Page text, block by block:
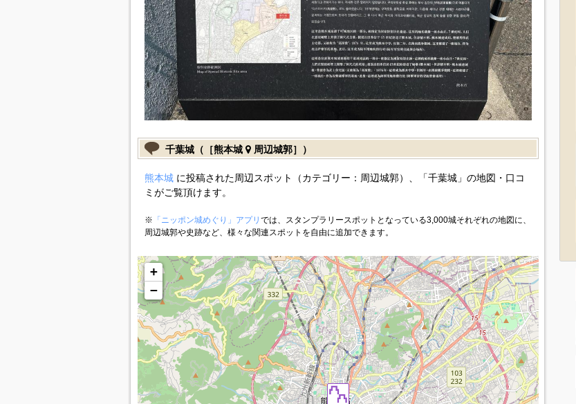
千葉城（［熊本城 周辺城郭］）
熊本城に投稿された周辺スポット（カテゴリー：周辺城郭）、「千葉城」の地図・口コ
ミがご覧頂けます。
※ 「ニッポン城めぐり」アプリ では、スタンプラリースポットとなっている3,000城それぞれの地図に、
周辺城郭や史跡など、様々な関連スポットを自由に追加できます。
+
−